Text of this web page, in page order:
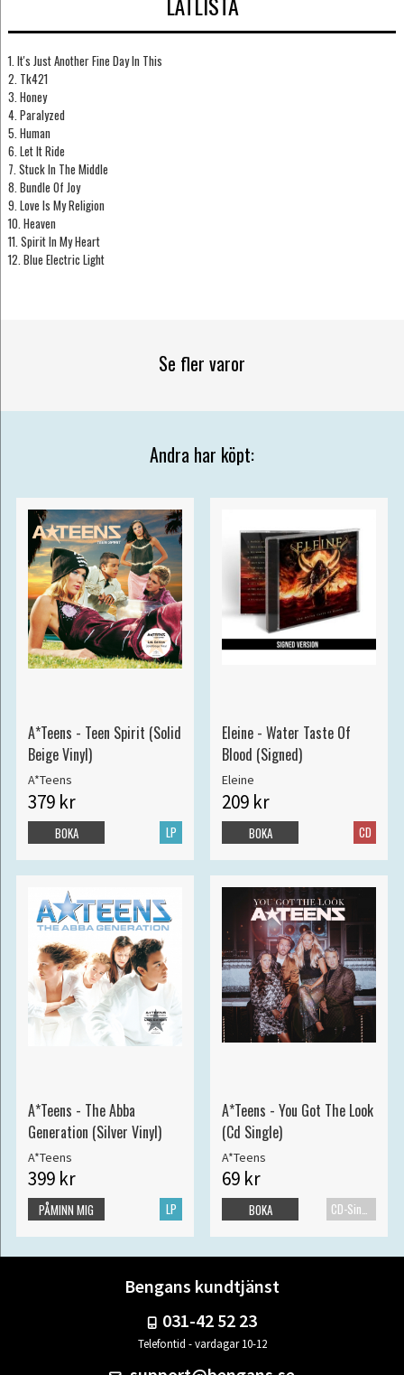
1. It's Just Another Fine Day In This
2. Tk421
3. Honey
4. Paralyzed
5. Human
6. Let It Ride
7. Stuck In The Middle
8. Bundle Of Joy
9. Love Is My Religion
10. Heaven
11. Spirit In My Heart
12. Blue Electric Light
Se fler varor
Andra har köpt:
A*Teens - Teen Spirit (Solid
Beige Vinyl)
A*Teens
379 kr
LP
BOKA
Eleine - Water Taste Of
Blood (Signed)
Eleine
209 kr
CD
BOKA
A*Teens - The Abba
Generation (Silver Vinyl)
A*Teens
399 kr
LP
PÅMINN MIG
A*Teens - You Got The Look
(Cd Single)
A*Teens
69 kr
CD-Singel
BOKA
Bengans kundtjänst
031-42 52 23
Telefontid - vardagar 10-12